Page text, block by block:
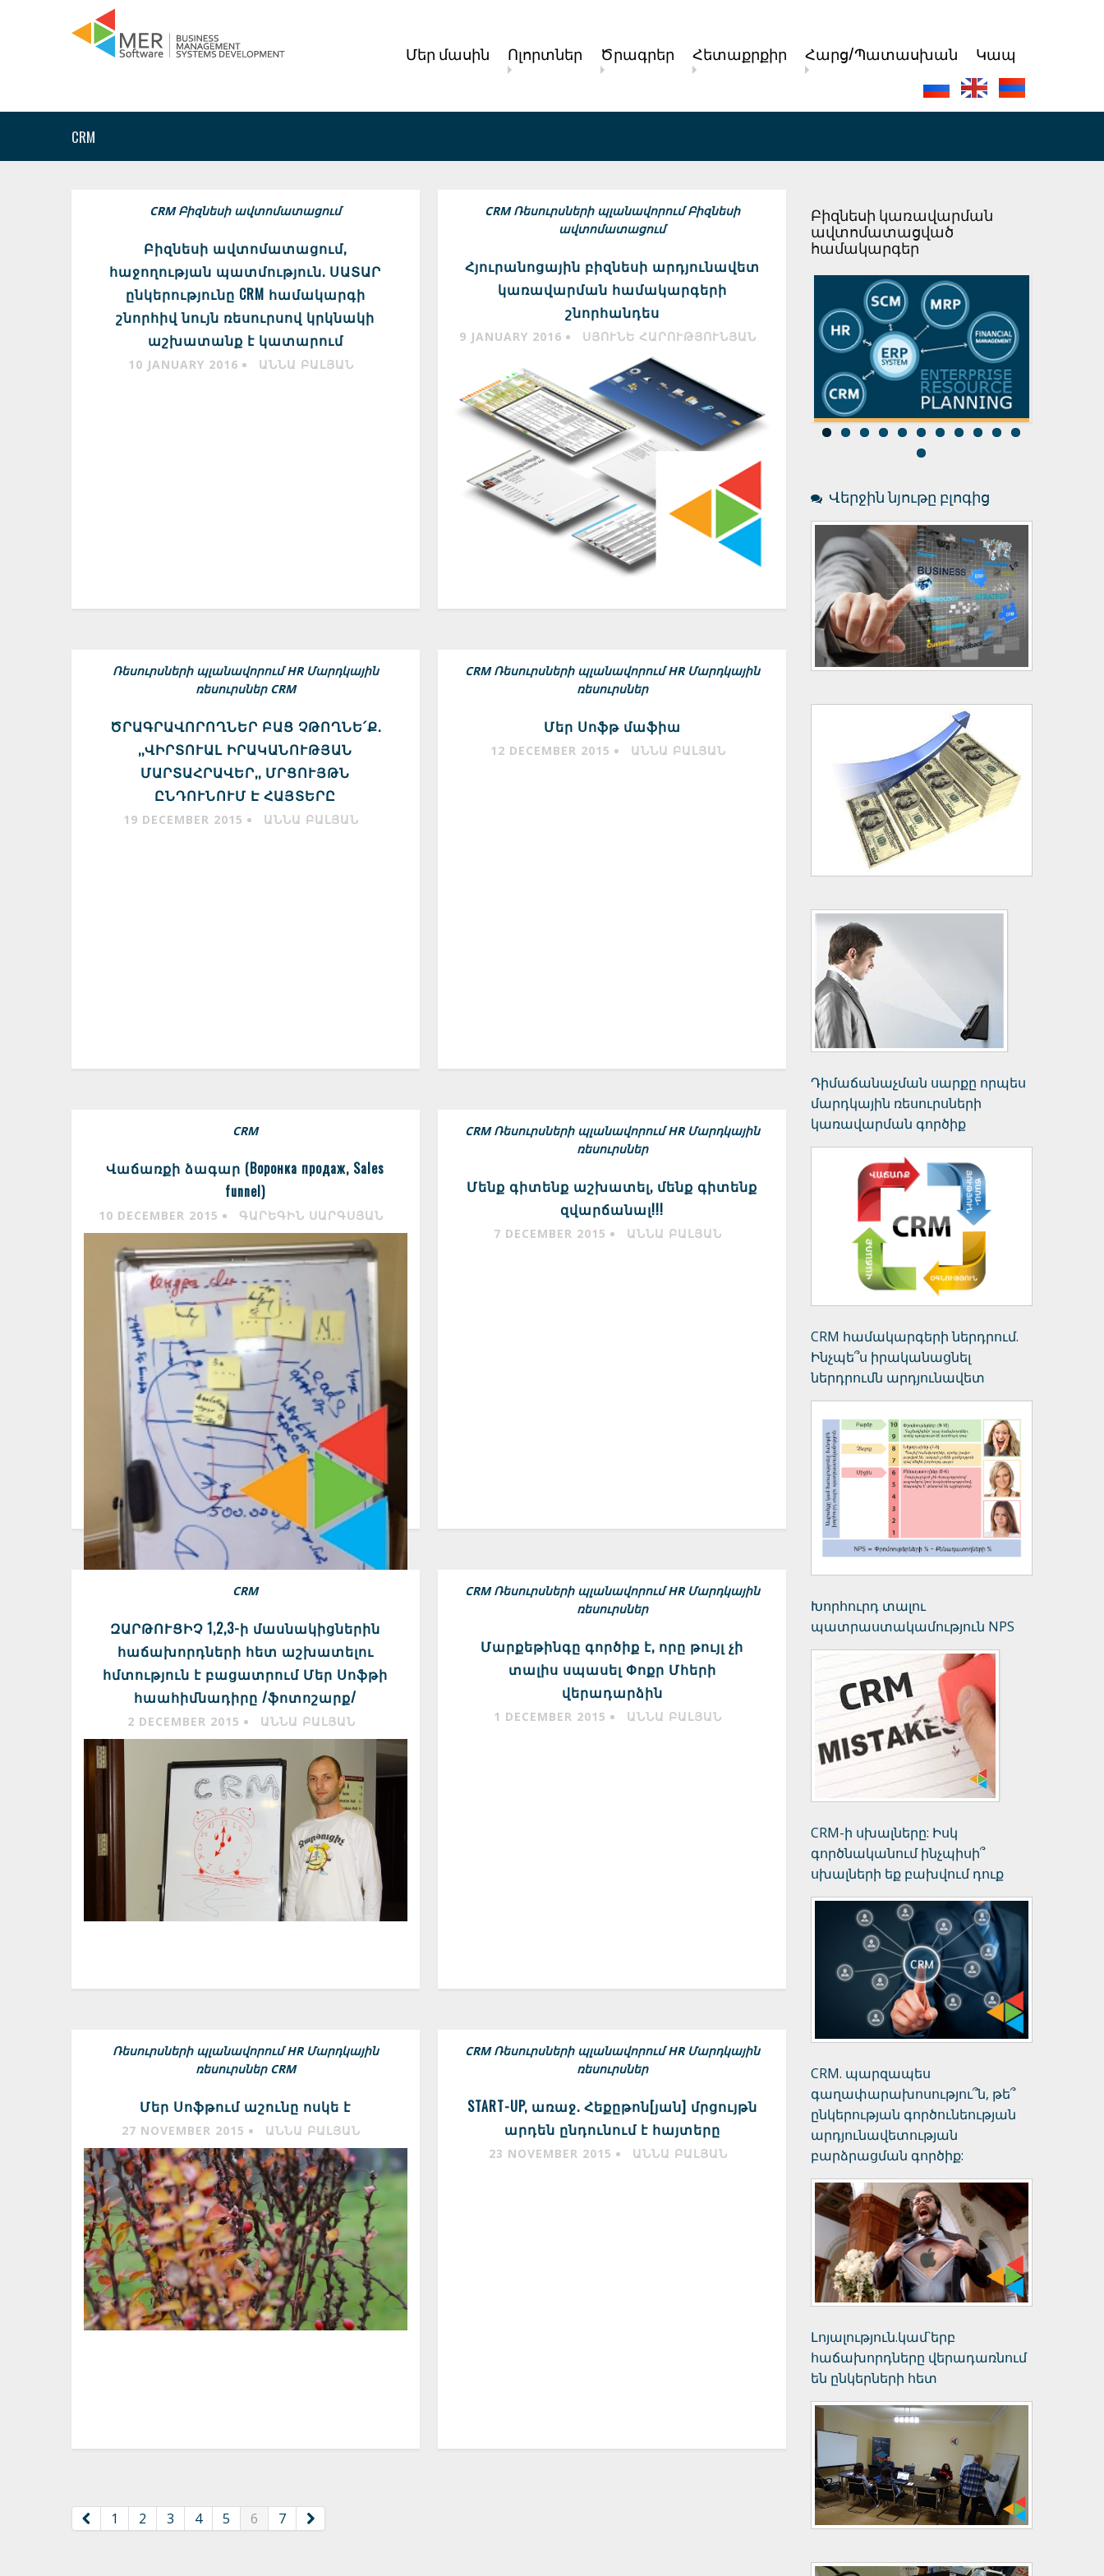
Մեր մասին Ոլորտներ Ծրագրեր Հետաքրքիր Հարց/Պատասխան Կապ
CRM
CRM Բիզնեսի ավտոմատացում
Բիզնեսի ավտոմատացում,
հաջողության պատմություն. ՍԱՏԱՐ
ընկերությունը CRM համակարգի
շնորհիվ նույն ռեսուրսով կրկնակի
աշխատանք է կատարում
10 JANUARY 2016 ԱՆՆԱ ԲԱԼՅԱՆ
CRM Ռեսուրսների պլանավորում Բիզնեսի
ավտոմատացում
Հյուրանոցային բիզնեսի արդյունավետ
կառավարման համակարգերի
շնորհանդես
9 JANUARY 2016 ՍՅՈՒՆԵ ՀԱՐՈՒԹՅՈՒՆՅԱՆ
Ռեսուրսների պլանավորում HR Մարդկային
ռեսուրսներ CRM
ԾՐԱԳՐԱՎՈՐՈՂՆԵՐ ԲԱՑ ՉԹՈՂՆԵ՛Ք.
,,ՎԻՐՏՈՒԱԼ ԻՐԱԿԱՆՈՒԹՅԱՆ
ՄԱՐՏԱՀՐԱՎԵՐ,, ՄՐՑՈՒՅԹՆ
ԸՆԴՈՒՆՈՒՄ Է ՀԱՅՏԵՐԸ
19 DECEMBER 2015 ԱՆՆԱ ԲԱԼՅԱՆ
CRM Ռեսուրսների պլանավորում HR Մարդկային
ռեսուրսներ
Մեր Սոֆթ մաֆիա
12 DECEMBER 2015 ԱՆՆԱ ԲԱԼՅԱՆ
CRM
Վաճառքի ձագար (Воронка продаж, Sales
funnel)
10 DECEMBER 2015 ԳԱՐԵԳԻՆ ՍԱՐԳՍՅԱՆ
CRM Ռեսուրսների պլանավորում HR Մարդկային
ռեսուրսներ
Մենք գիտենք աշխատել, մենք գիտենք
զվարճանալ!!!
7 DECEMBER 2015 ԱՆՆԱ ԲԱԼՅԱՆ
CRM
ԶԱՐԹՈՒՑԻՉ 1,2,3-ի մասնակիցներին
հաճախորդների հետ աշխատելու
հմտություն է բացատրում Մեր Սոֆթի
հաահիմնադիրը /ֆոտոշարք/
2 DECEMBER 2015 ԱՆՆԱ ԲԱԼՅԱՆ
CRM Ռեսուրսների պլանավորում HR Մարդկային
ռեսուրսներ
Մարքեթինգը գործիք է, որը թույլ չի
տալիս սպասել Փոքր Մհերի
վերադարձին
1 DECEMBER 2015 ԱՆՆԱ ԲԱԼՅԱՆ
Ռեսուրսների պլանավորում HR Մարդկային
ռեսուրսներ CRM
Մեր Սոֆթում աշունը ոսկե է
27 NOVEMBER 2015 ԱՆՆԱ ԲԱԼՅԱՆ
CRM Ռեսուրսների պլանավորում HR Մարդկային
ռեսուրսներ
START-UP, առաջ. Հեքըթոն[յան] մրցույթն
արդեն ընդունում է հայտերը
23 NOVEMBER 2015 ԱՆՆԱ ԲԱԼՅԱՆ
1 2 3 4 5 6 7
Բիզնեսի կառավարման
ավտոմատացված
համակարգեր
Ռեսուրսներ
Վերջին նյութը բլոգից
Դիմաճանաչման սարքը որպես
մարդկային ռեսուրսների
կառավարման գործիք
CRM համակարգերի ներդրում.
Ինչպե՞ս իրականացնել
ներդրումն արդյունավետ
Խորհուրդ տալու
պատրաստակամություն NPS
CRM-ի սխալները: Իսկ
գործնականում ինչպիսի՞
սխալների եք բախվում դուք
CRM. պարզապես
գաղափարախոսությու՞ն, թե՞
ընկերության գործունեության
արդյունավետության
բարձրացման գործիք:
Լոյալություն.կամ`երբ
հաճախորդները վերադառնում
են ընկերների հետ